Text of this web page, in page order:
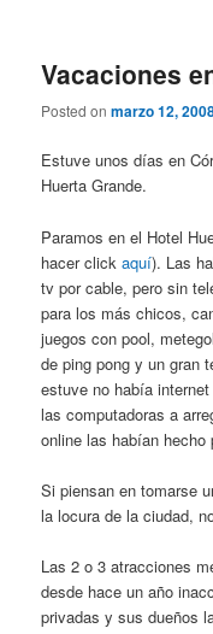
Vacaciones
Posted onmarzo 12,
Estuve unos días en
Huerta Grande.
Paramos en el Hotel
hacer clickaquí). Las
tv por cable, pero sin
para los más chicos,
juegos con pool,
de ping pong y un gran
estuve no había
las computadoras a
online las habían
Si piensan en tomarse
la locura de la ciudad,
Las 2 o 3 atracciones
desde hace un año
privadas y sus dueños